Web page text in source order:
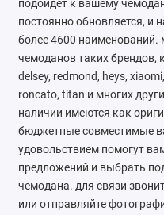
Ателье
Ремонт обуви
Заточка инструментов
Ремонт очков
подойдет к вашему
постоянно обновляется, и
более 4600 наименований.
чемоданов таких брендов,
delsey, redmond, heys,
roncato, titan и многих
наличии имеются как
бюджетные совместимые
удовольствием помогут
предложений и выбрать
чемодана. для связи
или отправляйте